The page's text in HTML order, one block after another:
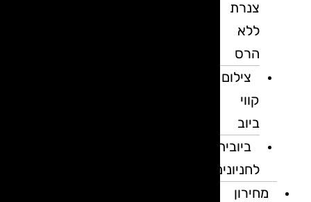
צנרת
ללא
הרס
צילום
קווי
ביוב
ביובית
לחניונים
מחירון